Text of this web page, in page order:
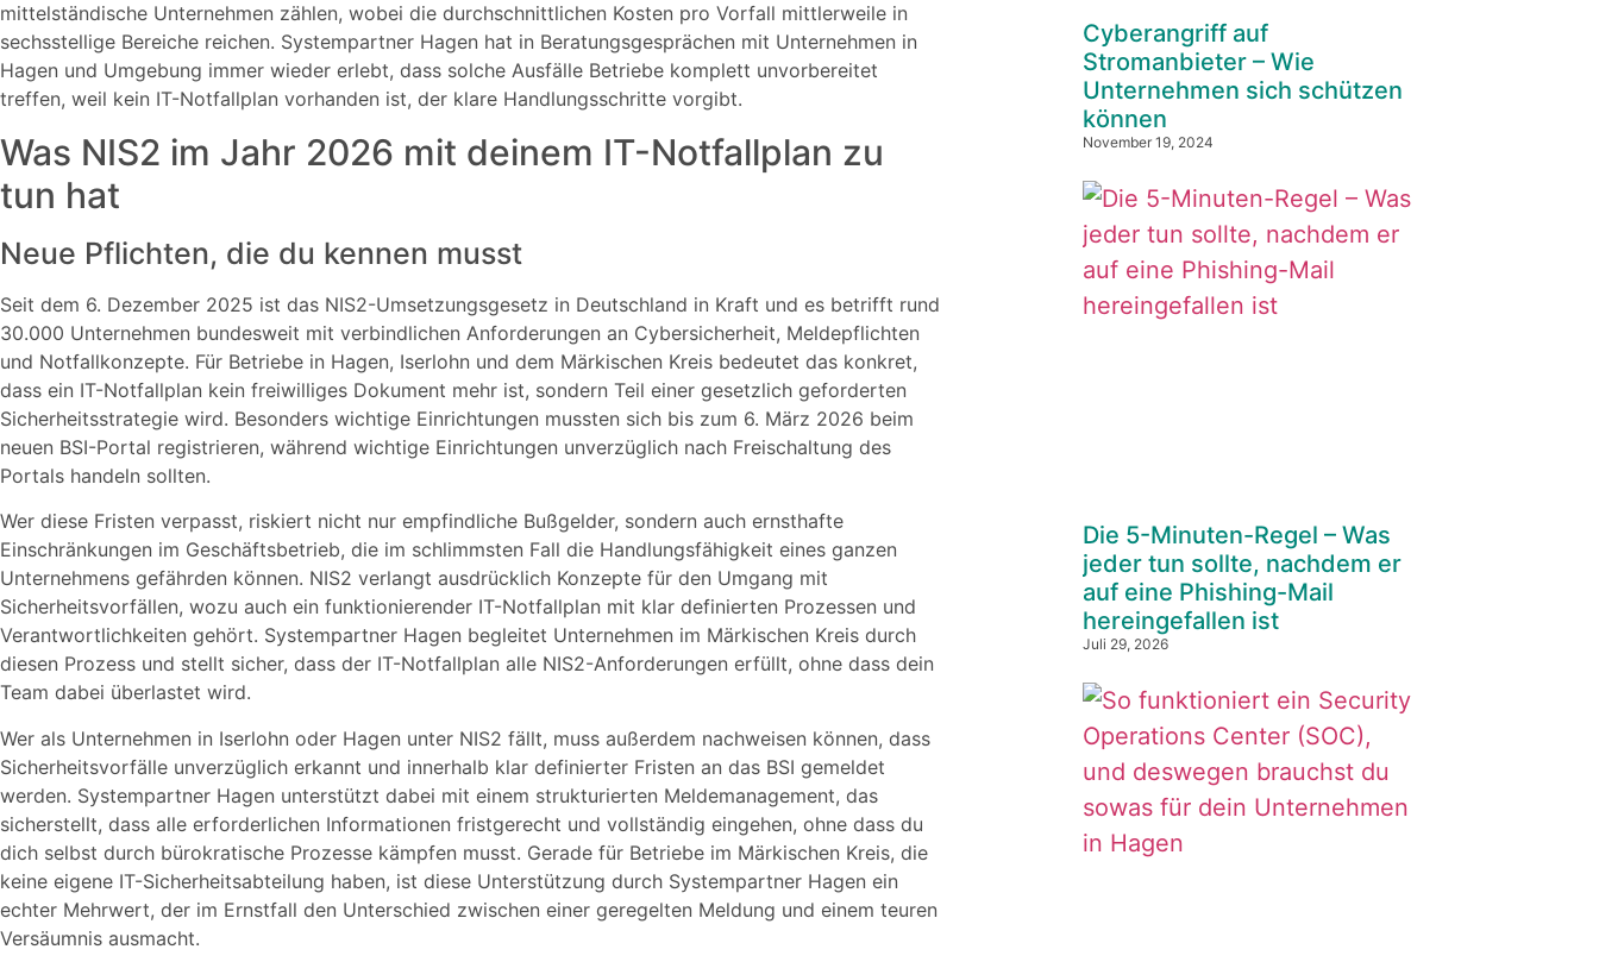
mittelständische Unternehmen zählen, wobei die durchschnittlichen Kosten pro Vorfall mittlerweile in
sechsstellige Bereiche reichen. Systempartner Hagen hat in Beratungsgesprächen mit Unternehmen in
Hagen und Umgebung immer wieder erlebt, dass solche Ausfälle Betriebe komplett unvorbereitet
treffen, weil kein IT-Notfallplan vorhanden ist, der klare Handlungsschritte vorgibt.
Was NIS2 im Jahr 2026 mit deinem IT-Notfallplan zu
tun hat
Neue Pflichten, die du kennen musst
Seit dem 6. Dezember 2025 ist das NIS2-Umsetzungsgesetz in Deutschland in Kraft und es betrifft rund
30.000 Unternehmen bundesweit mit verbindlichen Anforderungen an Cybersicherheit, Meldepflichten
und Notfallkonzepte. Für Betriebe in Hagen, Iserlohn und dem Märkischen Kreis bedeutet das konkret,
dass ein IT-Notfallplan kein freiwilliges Dokument mehr ist, sondern Teil einer gesetzlich geforderten
Sicherheitsstrategie wird. Besonders wichtige Einrichtungen mussten sich bis zum 6. März 2026 beim
neuen BSI-Portal registrieren, während wichtige Einrichtungen unverzüglich nach Freischaltung des
Portals handeln sollten.
Wer diese Fristen verpasst, riskiert nicht nur empfindliche Bußgelder, sondern auch ernsthafte
Einschränkungen im Geschäftsbetrieb, die im schlimmsten Fall die Handlungsfähigkeit eines ganzen
Unternehmens gefährden können. NIS2 verlangt ausdrücklich Konzepte für den Umgang mit
Sicherheitsvorfällen, wozu auch ein funktionierender IT-Notfallplan mit klar definierten Prozessen und
Verantwortlichkeiten gehört. Systempartner Hagen begleitet Unternehmen im Märkischen Kreis durch
diesen Prozess und stellt sicher, dass der IT-Notfallplan alle NIS2-Anforderungen erfüllt, ohne dass dein
Team dabei überlastet wird.
Wer als Unternehmen in Iserlohn oder Hagen unter NIS2 fällt, muss außerdem nachweisen können, dass
Sicherheitsvorfälle unverzüglich erkannt und innerhalb klar definierter Fristen an das BSI gemeldet
werden. Systempartner Hagen unterstützt dabei mit einem strukturierten Meldemanagement, das
sicherstellt, dass alle erforderlichen Informationen fristgerecht und vollständig eingehen, ohne dass du
dich selbst durch bürokratische Prozesse kämpfen musst. Gerade für Betriebe im Märkischen Kreis, die
keine eigene IT-Sicherheitsabteilung haben, ist diese Unterstützung durch Systempartner Hagen ein
echter Mehrwert, der im Ernstfall den Unterschied zwischen einer geregelten Meldung und einem teuren
Versäumnis ausmacht.
Cyberangriff auf
Stromanbieter – Wie
Unternehmen sich schützen
können
November 19, 2024
Die 5-Minuten-Regel – Was
jeder tun sollte, nachdem er
auf eine Phishing-Mail
hereingefallen ist
Juli 29, 2026